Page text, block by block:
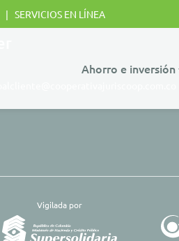
SERVICIOS EN LÍNEA
Ahorro e inversión
​Vigilada por